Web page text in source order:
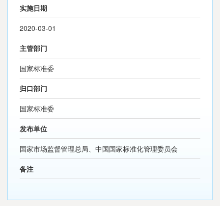
实施日期
2020-03-01
主管部门
国家标准委
归口部门
国家标准委
发布单位
国家市场监督管理总局、中国国家标准化管理委员会
备注